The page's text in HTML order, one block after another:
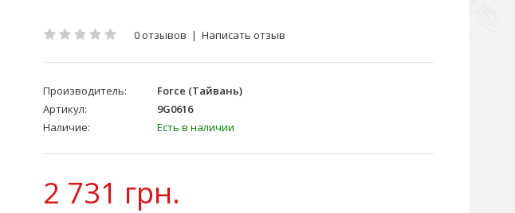
0 отзывов | Написать отзыв
Производитель:
Force (Тайвань)
Артикул:
9G0616
Наличие:
Есть в наличии
2 731 грн.